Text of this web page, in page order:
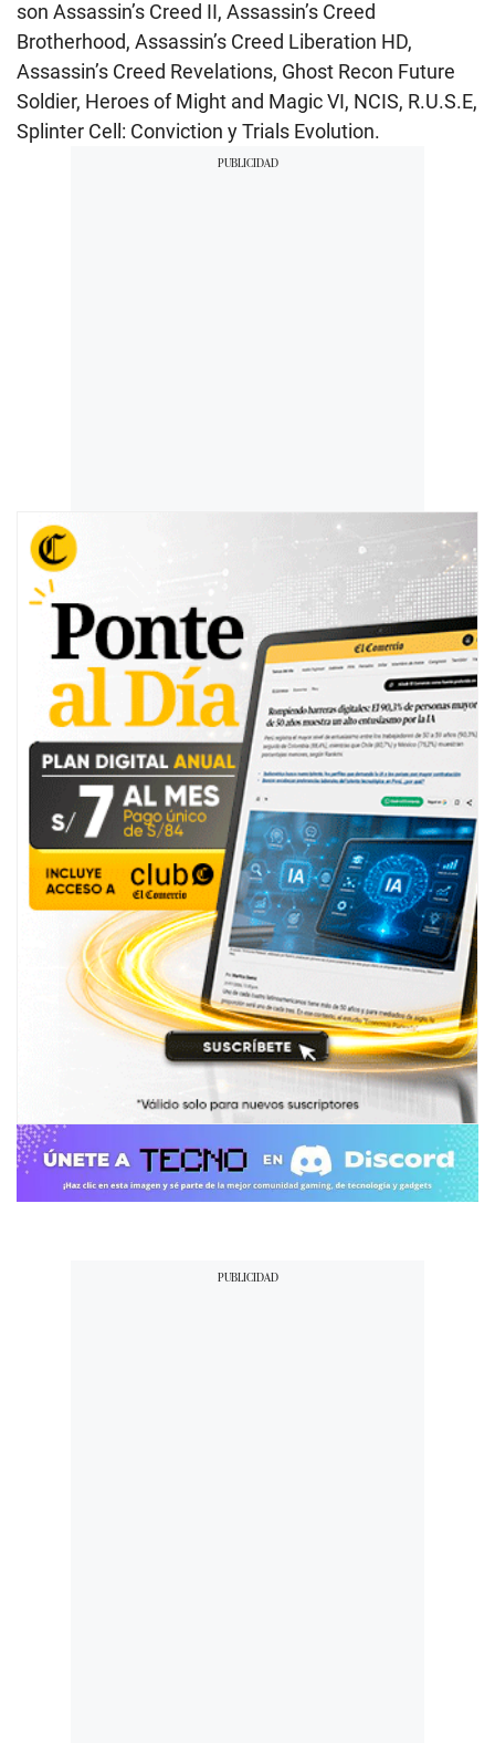
son Assassin’s Creed II, Assassin’s Creed
Brotherhood, Assassin’s Creed Liberation HD,
Assassin’s Creed Revelations, Ghost Recon Future
Soldier, Heroes of Might and Magic VI, NCIS, R.U.S.E,
Splinter Cell: Conviction y Trials Evolution.